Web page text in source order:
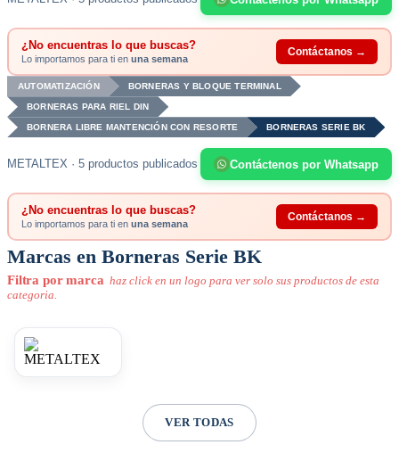
¿No encuentras lo que buscas?
Lo importamos para ti en una semana
Contáctanos →
AUTOMATIZACIÓN BORNERAS Y BLOQUE TERMINAL
BORNERAS PARA RIEL DIN
BORNERA LIBRE MANTENCIÓN CON RESORTE BORNERAS SERIE BK
METALTEX · 5 productos publicados Contáctenos por Whatsapp
¿No encuentras lo que buscas?
Lo importamos para ti en una semana
Contáctanos →
Marcas en Borneras Serie BK
Filtra por marca haz click en un logo para ver solo sus productos de esta
categoria.
VER TODAS